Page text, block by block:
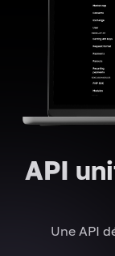
API
Une API